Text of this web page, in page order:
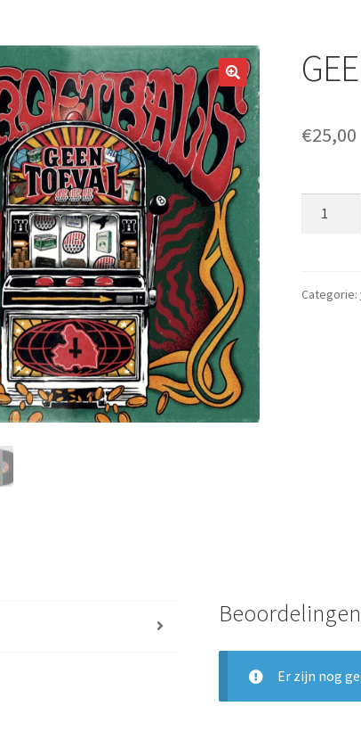
€25,00
ZWART"
Categorie:
Beoordelingen
Er zijn nog